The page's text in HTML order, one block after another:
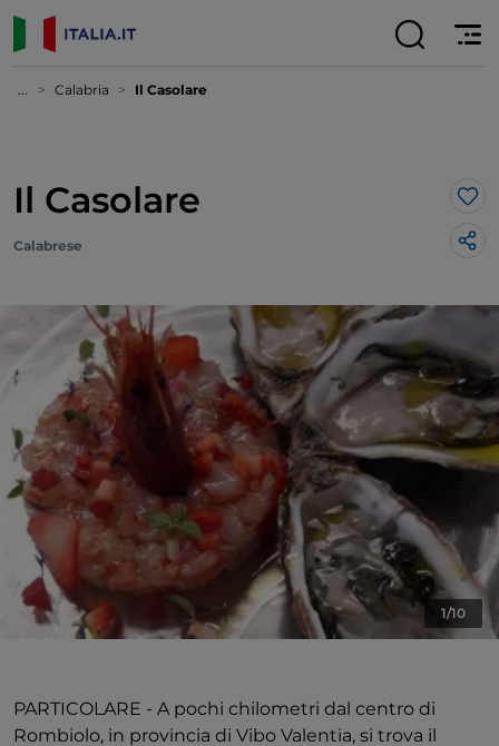
... Calabria Il Casolare
Il Casolare
Calabrese
1/10
PARTICOLARE - A pochi chilometri dal centro di
Rombiolo, in provincia di Vibo Valentia, si trova il